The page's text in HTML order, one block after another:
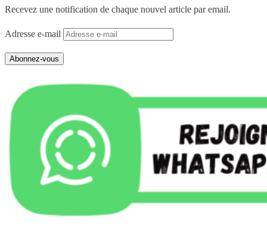
Recevez une notification de chaque nouvel article par email.
Adresse e-mail
Abonnez-vous